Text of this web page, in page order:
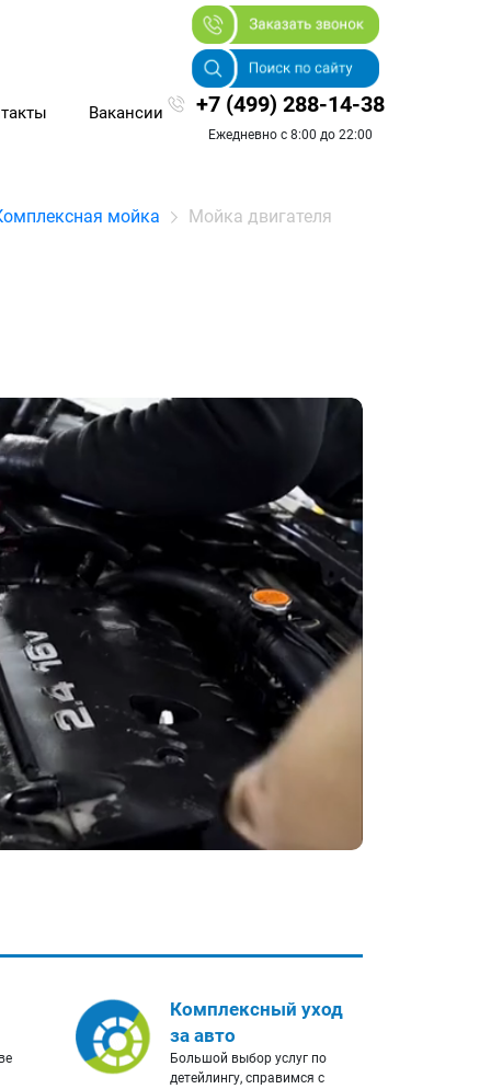
Вакансии +7 (499) 288-14-38
Ежедневно с 8:00 до 22:00
мойка Мойка двигателя
Комплексный уход
за авто
Большой выбор услуг по
детейлингу, справимся с